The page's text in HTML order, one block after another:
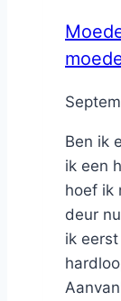
By
Ben ik
ik een
hoef ik
deur
ik